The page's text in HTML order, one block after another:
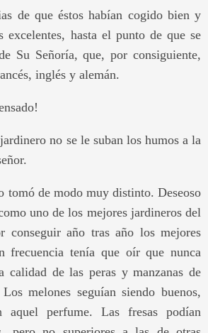
de que éstos habían cogido bien y
excelentes, hasta el punto de que se
Su Señoría, que, por consiguiente,
inglés y alemán.
no se le suban los humos a la
tomó de modo muy distinto. Deseoso
uno de los mejores jardineros del
conseguir año tras año los mejores
frecuencia tenía que oír que nunca
calidad de las peras y manzanas de
melones seguían siendo buenos,
perfume. Las fresas podían